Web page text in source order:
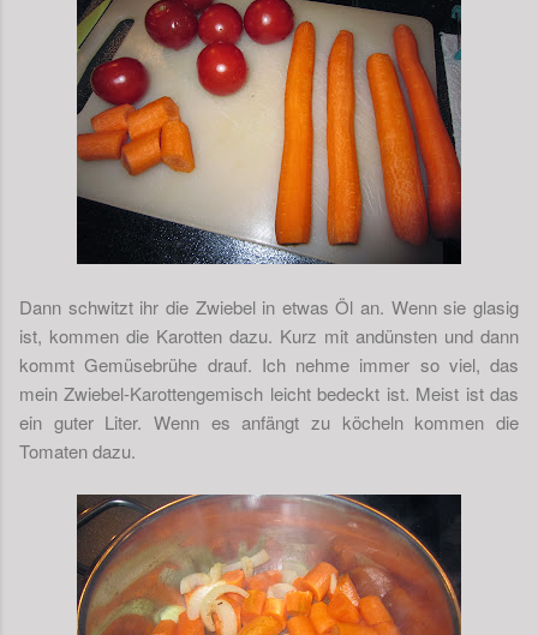
Dann schwitzt ihr die Zwiebel in etwas Öl an. Wenn sie glasig
ist, kommen die Karotten dazu. Kurz mit andünsten und dann
kommt Gemüsebrühe drauf. Ich nehme immer so viel, das
mein Zwiebel-Karottengemisch leicht bedeckt ist. Meist ist das
ein guter Liter. Wenn es anfängt zu köcheln kommen die
Tomaten dazu.